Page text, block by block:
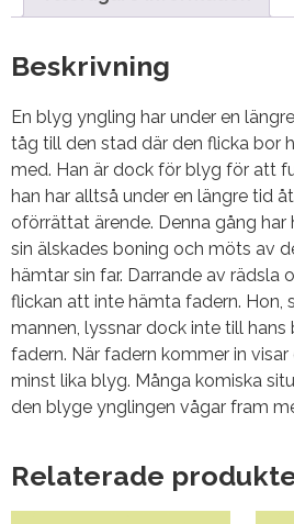
Beskrivning
En blyg yngling har under en
tåg till den stad där den flicka bor
med. Han är dock för blyg för att
han har alltså under en längre tid
oförrättat ärende. Denna gång har
sin älskades boning och möts av
hämtar sin far. Darrande av rädsla
flickan att inte hämta fadern. Hon,
mannen, lyssnar dock inte till
fadern. När fadern kommer in
minst lika blyg. Många komiska
den blyge ynglingen vågar fram
Relaterade